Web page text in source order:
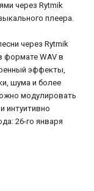
через Rytmik
плеера.
через Rytmik
формате WAV в
эффекты,
шума и более
модулировать
интуитивно
26-го января